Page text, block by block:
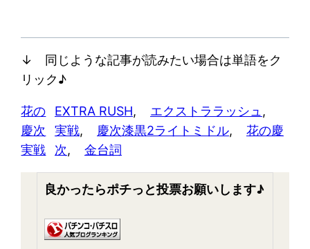
↓ 同じような記事が読みたい場合は単語をク
リック♪
花の
慶次
実戦
EXTRA RUSH, エクストララッシュ
実戦, 慶次漆黒2ライトミドル,
花の慶
次, 金台詞
良かったらポチっと投票お願いします♪